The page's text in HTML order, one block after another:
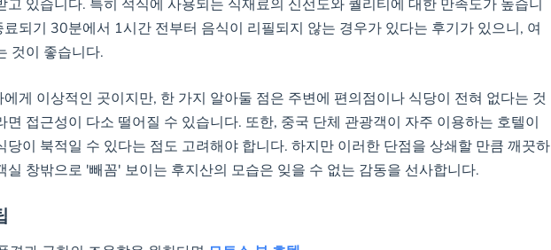
고 있습니다. 특히 석식에 사용되는 식재료의 신선도와 퀄리티에 대한 만족도가 높습니
되기 30분에서 1시간 전부터 음식이 리필되지 않는 경우가 있다는 후기가 있으니, 여
것이 좋습니다.
게 이상적인 곳이지만, 한 가지 알아둘 점은 주변에 편의점이나 식당이 전혀 없다는 것
면 접근성이 다소 떨어질 수 있습니다. 또한, 중국 단체 관광객이 자주 이용하는 호텔이
당이 북적일 수 있다는 점도 고려해야 합니다. 하지만 이러한 단점을 상쇄할 만큼 깨끗하
실 창밖으로 '빼꼼' 보이는 후지산의 모습은 잊을 수 없는 감동을 선사합니다.